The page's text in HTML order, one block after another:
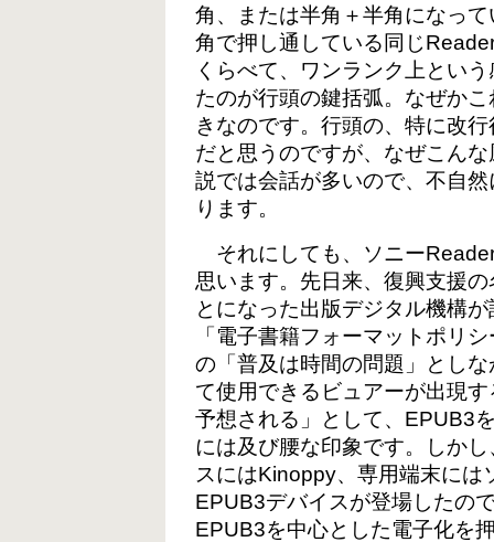
角、または半角＋半角になっ
角で押し通している同じ
くらべて、ワンランク上とい
たのが行頭の鍵括弧。なぜか
きなのです。行頭の、特に改
だと思うのですが、なぜこん
説では会話が多いので、不自
ります。
それにしても、ソニー
思います。先日来、復興支援
とになった出版デジタル機構
「電子書籍フォーマットポリ
の「普及は時間の問題」とし
て使用できるビュアーが出現
予想される」として、EPUB3
には及び腰な印象です。しか
スにはKinoppy、専用端末に
EPUB3デバイスが登場したの
EPUB3を中心とした電子化を